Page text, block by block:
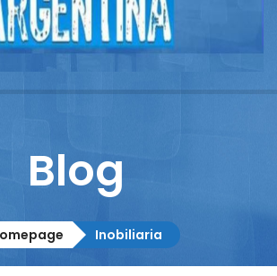
Blog
Inobiliaria